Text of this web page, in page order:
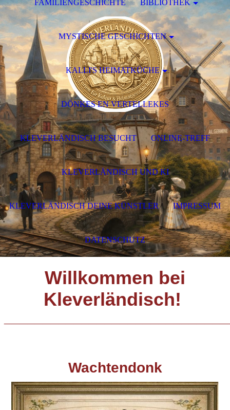
Willkommen bei
Kleverländisch!
Wachtendonk
FAMILIENGESCHICHTE BIBLIOTHEK
MYSTISCHE GESCHICHTEN
KALLI'S HEIMATKÜCHE
DÖNKES EN VERTELLEKES
KLEVERLÄNDISCH BESUCHT ONLINE-TREFF
KLEVERLÄNDISCH UND KI
KLEVERLÄNDISCH DEINE KÜNSTLER IMPRESSUM
DATENSCHUTZ